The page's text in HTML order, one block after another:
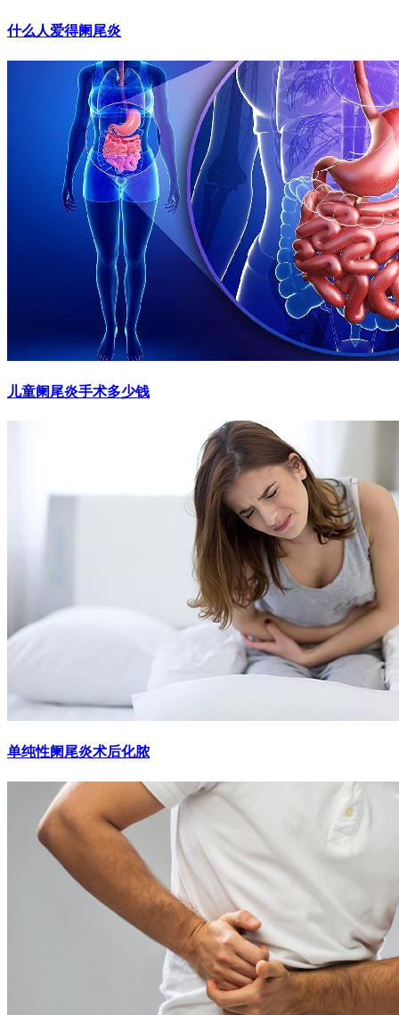
什么人爱得阑尾炎
儿童阑尾炎手术多少钱
单纯性阑尾炎术后化脓